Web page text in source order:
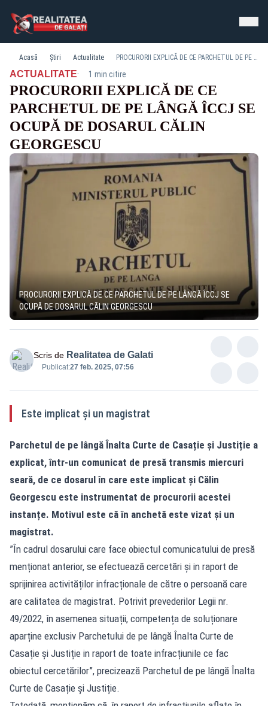
Acasă Știri Actualitate PROCURORII EXPLICĂ DE CE PARCHETUL DE PE LÂNGĂ ÎCCJ SE OCUPĂ DE DOSARUL CĂLIN GEORGESCU
ACTUALITATE· 1 min citire
PROCURORII EXPLICĂ DE CE
PARCHETUL DE PE LÂNGĂ ÎCCJ SE
OCUPĂ DE DOSARUL CĂLIN
GEORGESCU
PROCURORII EXPLICĂ DE CE PARCHETUL DE PE LÂNGĂ ÎCCJ SE
OCUPĂ DE DOSARUL CĂLIN GEORGESCU
Scris de Realitatea de Galati
Publicat:27 feb. 2025, 07:56
Este implicat și un magistrat
Parchetul de pe lângă Înalta Curte de Casație și Justiție a
explicat, într-un comunicat de presă transmis miercuri
seară, de ce dosarul în care este implicat și Călin
Georgescu este instrumentat de procurorii acestei
instanțe. Motivul este că în anchetă este vizat și un
magistrat.
”În cadrul dosarului care face obiectul comunicatului de presă
menționat anterior, se efectuează cercetări și in raport de
sprijinirea activităților infracționale de către o persoană care
are calitatea de magistrat. Potrivit prevederilor Legii nr.
49/2022, în asemenea situații, competența de soluționare
aparține exclusiv Parchetului de pe lângă Înalta Curte de
Casație și Justiție in raport de toate infracțiunile ce fac
obiectul cercetărilor”, precizează Parchetul de pe lângă Înalta
Curte de Casație și Justiție.